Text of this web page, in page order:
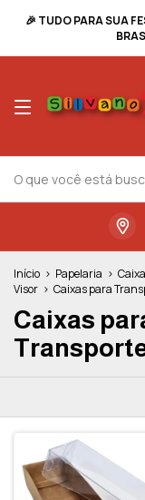
🎉 TUDO PARA SUA
Início > Papelaria >
Visor > Caixas para
Caixas